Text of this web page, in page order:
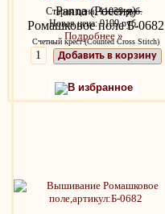
Panna (Россия)
Ромашковое поле Б-0682
Счетный крест (Counted Cross Stitch)
25х33 см.
Старая цена:11039 руб.
Новая цена: 9199 руб.
Подробнее »
Добавить в корзину
В избранное